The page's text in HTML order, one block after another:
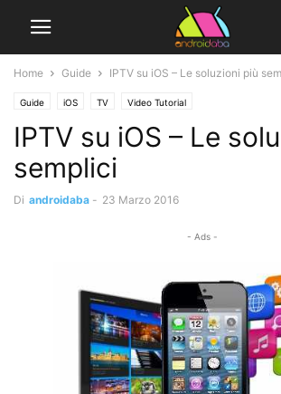
Home Guide IPTV su iOS – Le soluzioni più
Guide iOS TV Video Tutorial
IPTV su iOS – Le
semplici
Di androidaba - 23 Marzo 2016
- Ads -